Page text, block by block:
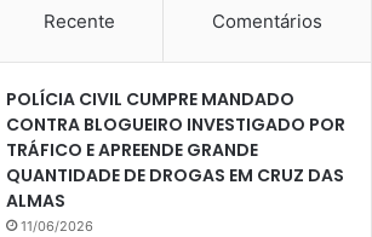
Recente Comentários
POLÍCIA CIVIL CUMPRE MANDADO
CONTRA BLOGUEIRO INVESTIGADO POR
TRÁFICO E APREENDE GRANDE
QUANTIDADE DE DROGAS EM CRUZ DAS
ALMAS
11/06/2026